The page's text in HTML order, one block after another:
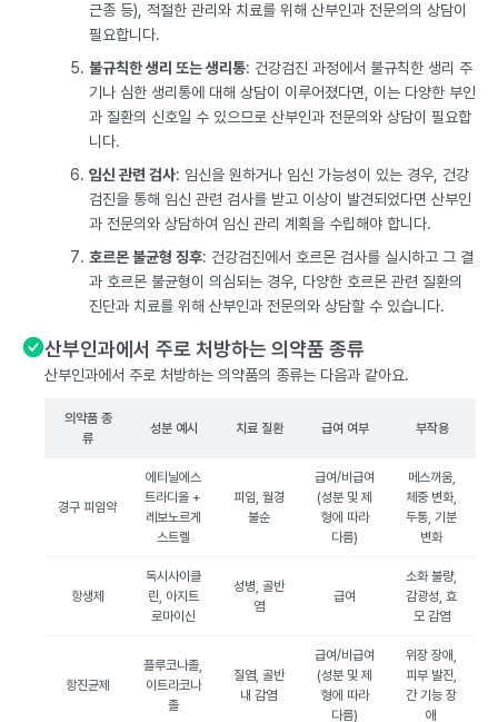
근종 등), 적절한 관리와 치료를 위해 산부인과 전문의의 상담이
필요합니다.
불규칙한 생리 또는 생리통: 건강검진 과정에서 불규칙한 생리 주
기나 심한 생리통에 대해 상담이 이루어졌다면, 이는 다양한 부인
과 질환의 신호일 수 있으므로 산부인과 전문의와 상담이 필요합
니다.
임신 관련 검사: 임신을 원하거나 임신 가능성이 있는 경우, 건강
검진을 통해 임신 관련 검사를 받고 이상이 발견되었다면 산부인
과 전문의와 상담하여 임신 관리 계획을 수립해야 합니다.
호르몬 불균형 징후: 건강검진에서 호르몬 검사를 실시하고 그 결
과 호르몬 불균형이 의심되는 경우, 다양한 호르몬 관련 질환의
진단과 치료를 위해 산부인과 전문의와 상담할 수 있습니다.
산부인과에서 주로 처방하는 의약품 종류
산부인과에서 주로 처방하는 의약품의 종류는 다음과 같아요.
의약품 종
류
성분 예시 치료 질환 급여 여부 부작용
경구 피임약
에티닐에스
트라디올 +
레보노르게
스트렐
피임, 월경
불순
급여/비급여
(성분 및 제
형에 따라
다름)
메스꺼움,
체중 변화,
두통, 기분
변화
항생제
독시사이클
린, 아지트
로마이신
성병, 골반
염
급여
소화 불량,
감광성, 효
모 감염
항진균제
플루코나졸,
이트라코나
졸
질염, 골반
내 감염
급여/비급여
(성분 및 제
형에 따라
다름)
위장 장애,
피부 발진,
간 기능 장
애